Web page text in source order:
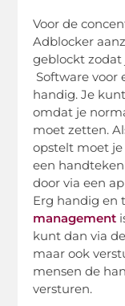
Voor de
Adblocker
geblockt zodat
Software voor
handig. Je
omdat je
moet zetten.
opstelt moet
een
door via een
Erg handig en
management
kunt dan via
maar ook
mensen de
versturen.